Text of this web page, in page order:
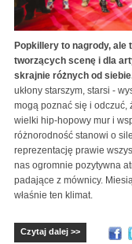
Popkillery to nagrody, ale
tworzących scenę i dla
skrajnie różnych od
ukłony starszym, starsi -
mogą poznać się i odczuć,
wielki hip-hopowy mur i
różnorodność stanowi o
reprezentację prawie
nas ogromnie pozytywna
padające z mównicy.
właśnie ten klimat.
Czytaj dalej >>